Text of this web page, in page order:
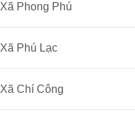
Xã Phong Phú
Xã Phú Lạc
Xã Chí Công